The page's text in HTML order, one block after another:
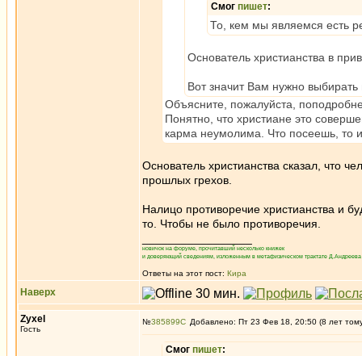
Смог пишет:
То, кем мы являемся есть
Основатель христианства в
Вот значит Вам нужно
Объясните, пожалуйста,
Понятно, что христиане это
карма неумолима. Что посеешь, то
Основатель христианства сказал, что
прошлых грехов.
Налицо противоречие христианства и
то. Чтобы не было противоречия.
новичок на форуме, прочитавший несколько книжек
и доверяющий сведениям, изложенным в метафизическом трактате
Ответы на этот пост: Кира
Наверх
Zyxel
Гость
№385899 Добавлено: Пт 23 Фев 18, 20:50 (8 лет
Смог пишет: